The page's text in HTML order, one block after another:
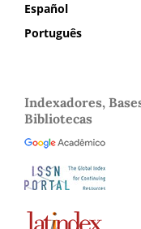
Español
Português
Indexadores,
Bibliotecas